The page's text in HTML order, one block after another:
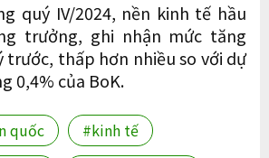
quý IV/2024, nền kinh tế hầu
trưởng, ghi nhận mức tăng
trước, thấp hơn nhiều so với dự
0,4% của BoK.
quốc
#kinh tế